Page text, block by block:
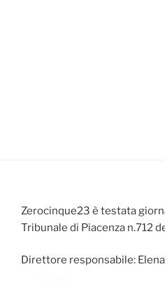
Zerocinque23 è testata
Tribunale di Piacenza n.712
Direttore responsabile: